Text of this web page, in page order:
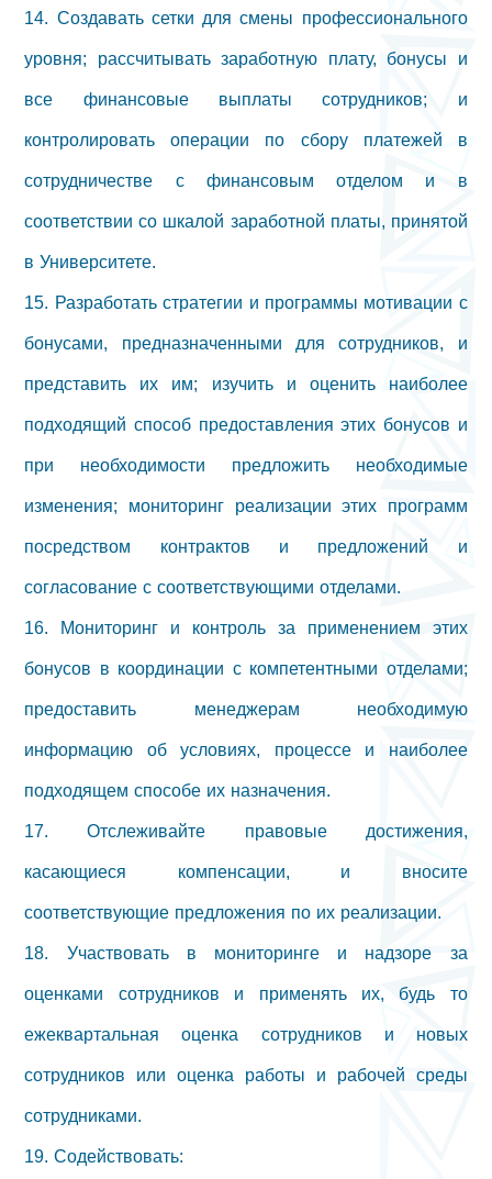
14. Создавать сетки для смены профессионального
уровня; рассчитывать заработную плату, бонусы и
все финансовые выплаты сотрудников; и
контролировать операции по сбору платежей в
сотрудничестве с финансовым отделом и в
соответствии со шкалой заработной платы, принятой
в Университете.
15. Разработать стратегии и программы мотивации с
бонусами, предназначенными для сотрудников, и
представить их им; изучить и оценить наиболее
подходящий способ предоставления этих бонусов и
при необходимости предложить необходимые
изменения; мониторинг реализации этих программ
посредством контрактов и предложений и
согласование с соответствующими отделами.
16. Мониторинг и контроль за применением этих
бонусов в координации с компетентными отделами;
предоставить менеджерам необходимую
информацию об условиях, процессе и наиболее
подходящем способе их назначения.
17. Отслеживайте правовые достижения,
касающиеся компенсации, и вносите
соответствующие предложения по их реализации.
18. Участвовать в мониторинге и надзоре за
оценками сотрудников и применять их, будь то
ежеквартальная оценка сотрудников и новых
сотрудников или оценка работы и рабочей среды
сотрудниками.
19. Содействовать: